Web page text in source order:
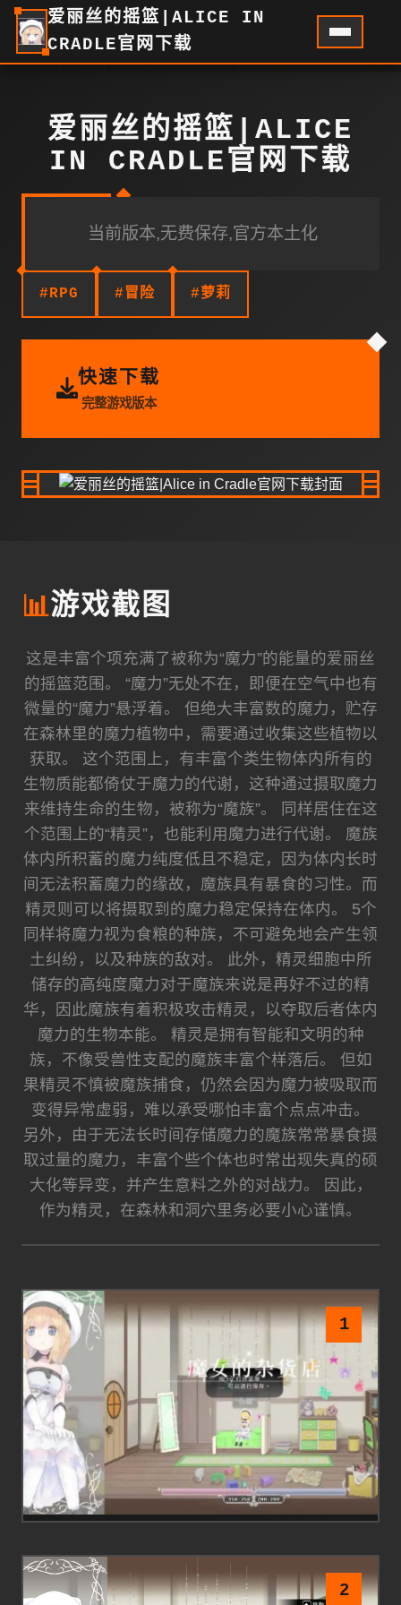
爱丽丝的摇篮|ALICE IN
CRADLE官网下载
爱丽丝的摇篮|ALICE
IN CRADLE官网下载
当前版本,无费保存,官方本土化
#RPG #冒险 #萝莉
快速下载
完整游戏版本
📊游戏截图
这是丰富个项充满了被称为“魔力”的能量的爱丽丝
的摇篮范围。 “魔力”无处不在，即便在空气中也有
微量的“魔力”悬浮着。 但绝大丰富数的魔力，贮存
在森林里的魔力植物中，需要通过收集这些植物以
获取。 这个范围上，有丰富个类生物体内所有的
生物质能都倚仗于魔力的代谢，这种通过摄取魔力
来维持生命的生物，被称为“魔族”。 同样居住在这
个范围上的“精灵”，也能利用魔力进行代谢。 魔族
体内所积蓄的魔力纯度低且不稳定，因为体内长时
间无法积蓄魔力的缘故，魔族具有暴食的习性。而
精灵则可以将摄取到的魔力稳定保持在体内。 5个
同样将魔力视为食粮的种族，不可避免地会产生领
土纠纷，以及种族的敌对。 此外，精灵细胞中所
储存的高纯度魔力对于魔族来说是再好不过的精
华，因此魔族有着积极攻击精灵，以夺取后者体内
魔力的生物本能。 精灵是拥有智能和文明的种
族，不像受兽性支配的魔族丰富个样落后。 但如
果精灵不慎被魔族捕食，仍然会因为魔力被吸取而
变得异常虚弱，难以承受哪怕丰富个点点冲击。
另外，由于无法长时间存储魔力的魔族常常暴食摄
取过量的魔力，丰富个些个体也时常出现失真的硕
大化等异变，并产生意料之外的对战力。 因此，
作为精灵，在森林和洞穴里务必要小心谨慎。
1
2